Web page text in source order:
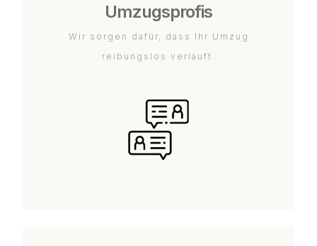
Umzugsprofis
Wir sorgen dafür, dass Ihr Umzug
reibungslos verläuft.